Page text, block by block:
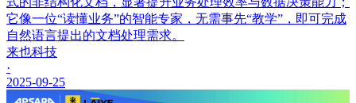
它像一位“读懂业务”的智能专家，无需事先“教学”，即可完成
自然语言提出的文档处理需求。
来也科技
·
2025-09-25